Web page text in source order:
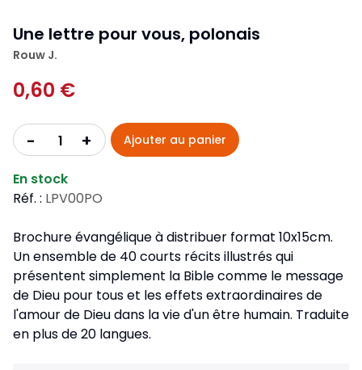
Une lettre pour vous, polonais
Rouw J.
0,60 €
- + Ajouter au panier
En stock
Réf. : LPV00PO
Brochure évangélique à distribuer format 10x15cm.
Un ensemble de 40 courts récits illustrés qui
présentent simplement la Bible comme le message
de Dieu pour tous et les effets extraordinaires de
l'amour de Dieu dans la vie d'un être humain. Traduite
en plus de 20 langues.